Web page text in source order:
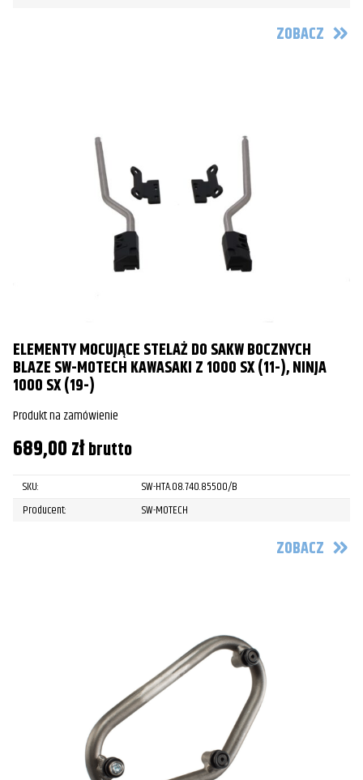
ZOBACZ
ELEMENTY MOCUJĄCE STELAŻ DO SAKW BOCZNYCH
BLAZE SW-MOTECH KAWASAKI Z 1000 SX (11-), NINJA
1000 SX (19-)
Produkt na zamówienie
689,00złbrutto
SKU:
SW-HTA.08.740.85500/B
Producent:
SW-MOTECH
ZOBACZ